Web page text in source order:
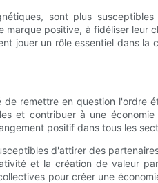
sont plus
positive, à fidéliser leur
jouer un rôle essentiel dans la
remettre en question l'ordre
et contribuer à une
positif dans tous les
d'attirer des
et la création de valeur
pour créer une